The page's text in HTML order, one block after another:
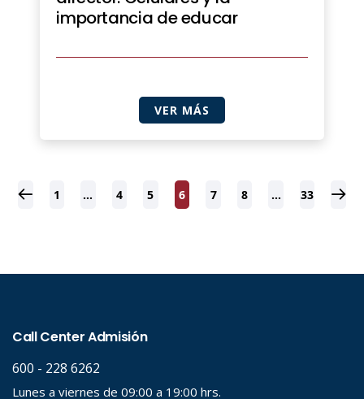
importancia de educar
VER MÁS
1 … 4 5 6 7 8 … 33